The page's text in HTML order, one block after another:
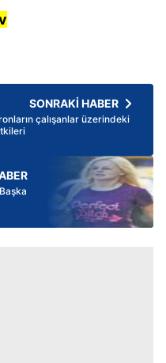
SONRAKİ HABER
çalışanlar üzerindeki